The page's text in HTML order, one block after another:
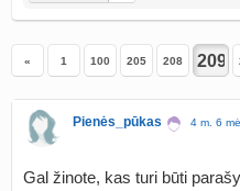
« 1 100 205 208
Pienės_pūkas 4 m. 6
Gal žinote, kas turi būti